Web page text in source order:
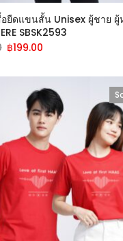
ยืดแขนสั้น Unisex ผู้ชาย
SBSK2593
฿199.00